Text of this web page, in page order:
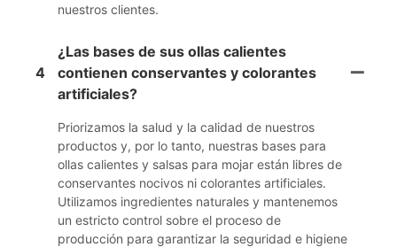
nuestros clientes.
4
¿Las bases de sus ollas calientes
contienen conservantes y colorantes
artificiales?
Priorizamos la salud y la calidad de nuestros
productos y, por lo tanto, nuestras bases para
ollas calientes y salsas para mojar están libres de
conservantes nocivos ni colorantes artificiales.
Utilizamos ingredientes naturales y mantenemos
un estricto control sobre el proceso de
producción para garantizar la seguridad e higiene